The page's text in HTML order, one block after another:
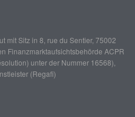
mit Sitz in 8, rue du Sentier, 75002
Finanzmarktaufsichtsbehörde ACPR
unter der Nummer 16568),
(Regafi)